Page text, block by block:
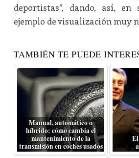
deportistas”, dando, así,
ejemplo de visualización muy
TAMBIÉN TE PUEDE
Manual, automático o
híbrido: cómo cambia el
mantenimiento de la
transmisión en coches usados